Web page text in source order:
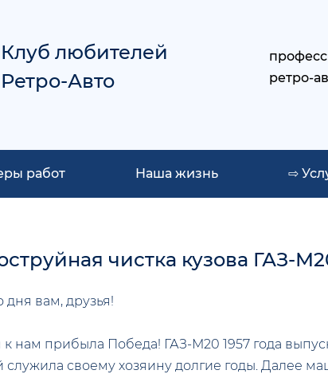
Клуб любителей
Ретро-Авто
ретро-
работ Наша жизнь ⇨
чистка кузова ГАЗ-
дня вам, друзья!
к нам прибыла Победа! ГАЗ-М20 1957 года
служила своему хозяину долгие годы. Далее